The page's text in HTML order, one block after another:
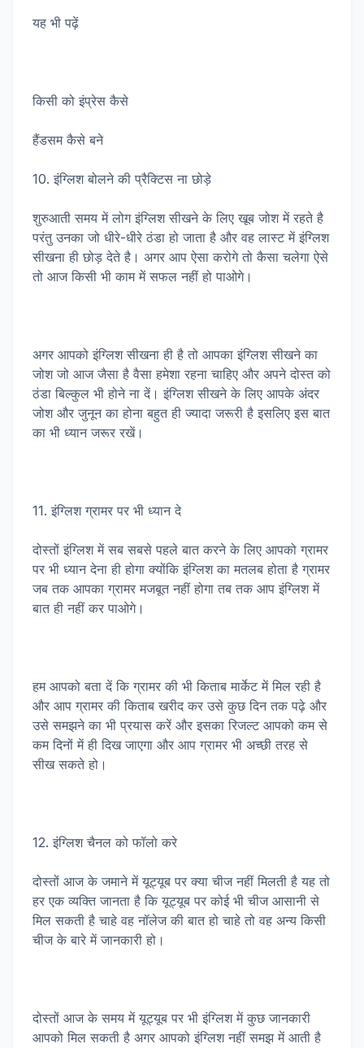
यह भी पढ़ें
किसी को इंप्रेस कैसे
हैंडसम कैसे बने
10. इंग्लिश बोलने की प्रैक्टिस ना छोड़े
शुरुआती समय में लोग इंग्लिश सीखने के लिए खूब जोश में रहते है
परंतु उनका जो धीरे-धीरे ठंडा हो जाता है और वह लास्ट में इंग्लिश
सीखना ही छोड़ देते है। अगर आप ऐसा करोगे तो कैसा चलेगा ऐसे
तो आज किसी भी काम में सफल नहीं हो पाओगे।
अगर आपको इंग्लिश सीखना ही है तो आपका इंग्लिश सीखने का
जोश जो आज जैसा है वैसा हमेशा रहना चाहिए और अपने दोस्त को
ठंडा बिल्कुल भी होने ना दें। इंग्लिश सीखने के लिए आपके अंदर
जोश और जुनून का होना बहुत ही ज्यादा जरूरी है इसलिए इस बात
का भी ध्यान जरूर रखें।
11. इंग्लिश ग्रामर पर भी ध्यान दे
दोस्तों इंग्लिश में सब सबसे पहले बात करने के लिए आपको ग्रामर
पर भी ध्यान देना ही होगा क्योंकि इंग्लिश का मतलब होता है ग्रामर
जब तक आपका ग्रामर मजबूत नहीं होगा तब तक आप इंग्लिश में
बात ही नहीं कर पाओगे।
हम आपको बता दें कि ग्रामर की भी किताब मार्केट में मिल रही है
और आप ग्रामर की किताब खरीद कर उसे कुछ दिन तक पढ़े और
उसे समझने का भी प्रयास करें और इसका रिजल्ट आपको कम से
कम दिनों में ही दिख जाएगा और आप ग्रामर भी अच्छी तरह से
सीख सकते हो।
12. इंग्लिश चैनल को फॉलो करे
दोस्तों आज के जमाने में यूट्यूब पर क्या चीज नहीं मिलती है यह तो
हर एक व्यक्ति जानता है कि यूट्यूब पर कोई भी चीज आसानी से
मिल सकती है चाहे वह नॉलेज की बात हो चाहे तो वह अन्य किसी
चीज के बारे में जानकारी हो।
दोस्तों आज के समय में यूट्यूब पर भी इंग्लिश में कुछ जानकारी
आपको मिल सकती है अगर आपको इंग्लिश नहीं समझ में आती है